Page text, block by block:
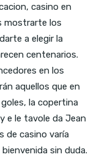
casino en
mostrarte los
a elegir la
centenarios.
en los
aquellos que en
la copertina
e le tavole da Jean
de casino varía
sin duda.